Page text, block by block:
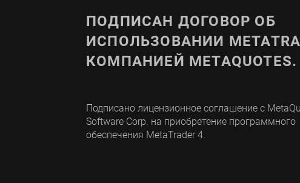
ПОДПИСАН ДОГОВОР ОБ
ИСПОЛЬЗОВАНИИ
КОМПАНИЕЙ METAQUOTES.
Подписано лицензионное соглашение с
Software Corp. на приобретение программного
обеспечения MetaTrader 4.